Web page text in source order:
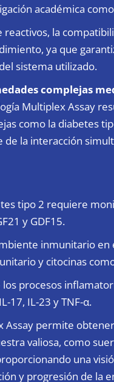
académica
reactivos, la
ya que
sistema utilizado.
complejas
Multiplex Assay
como la diabetes
la interacción
tipo 2 requiere
y GDF15.
inmunitario
y citocinas
los procesos
17, IL-23 y TNF-α.
Assay permite
valiosa, como
una
y progresión de la